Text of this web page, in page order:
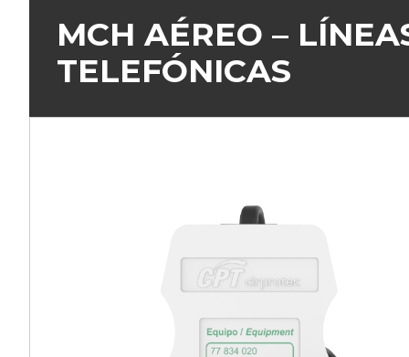
MCH AÉREO –
TELEFÓNICAS